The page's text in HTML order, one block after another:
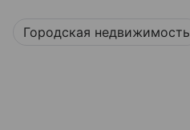
Городская недвижимость